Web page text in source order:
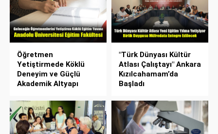
Öğretmen
Yetiştirmede Köklü
Deneyim ve Güçlü
Akademik Altyapı
"Türk Dünyası Kültür
Atlası Çalıştayı" Ankara
Kızılcahamam’da
Başladı